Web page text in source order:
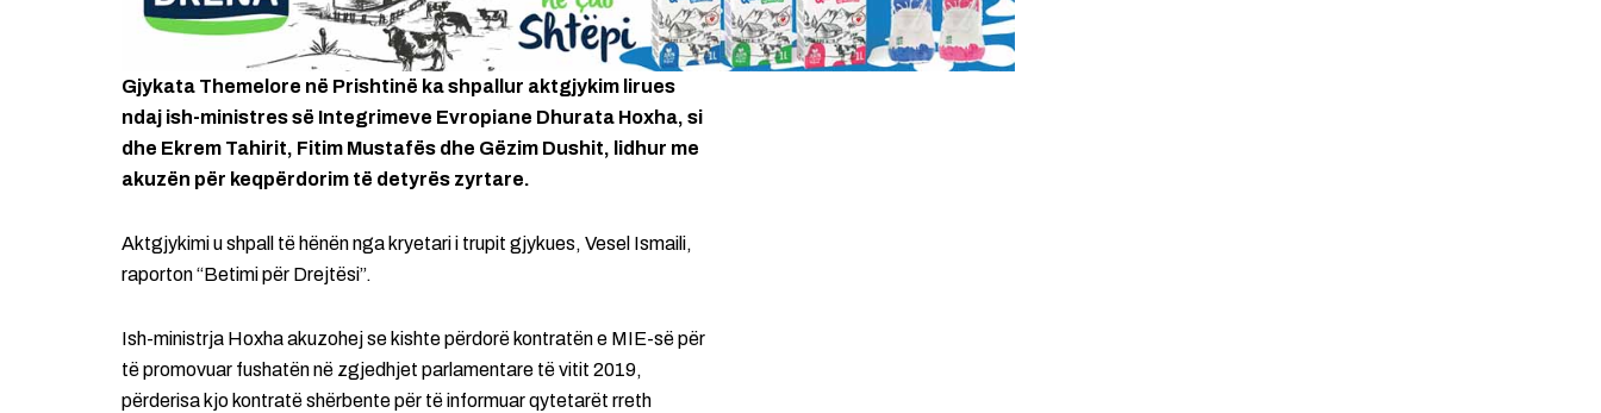
Gjykata Themelore në Prishtinë ka shpallur aktgjykim lirues
ndaj ish-ministres së Integrimeve Evropiane Dhurata Hoxha, si
dhe Ekrem Tahirit, Fitim Mustafës dhe Gëzim Dushit, lidhur me
akuzën për keqpërdorim të detyrës zyrtare.
Aktgjykimi u shpall të hënën nga kryetari i trupit gjykues, Vesel Ismaili,
raporton “Betimi për Drejtësi”.
Ish-ministrja Hoxha akuzohej se kishte përdorë kontratën e MIE-së për
të promovuar fushatën në zgjedhjet parlamentare të vitit 2019,
përderisa kjo kontratë shërbente për të informuar qytetarët rreth